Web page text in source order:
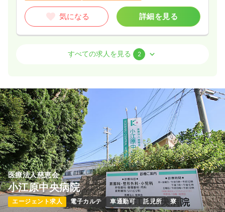
気になる 詳細を見る
正・准看護師
給与 20.7〜24.0万円 賞与60.0〜75.0万円
※一例
時間 8:30～17:30（休憩60分）
担当業務未経験可
月給20万円以上可
気になる 詳細を見る
透析正・准看護師 クリニック
日勤のみ（常勤）
すべての求人を見る 2
医療法人慈恵会
小江原中央病院
エージェント求人 電子カルテ 車通勤可 託児所 寮